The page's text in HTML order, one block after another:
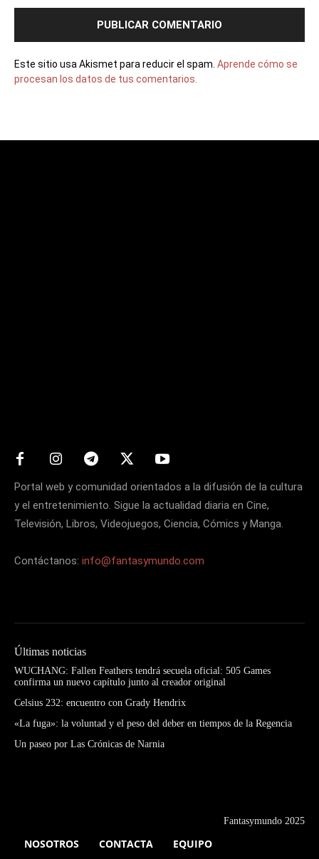
Este sitio usa Akismet para reducir el spam. Aprende cómo se
procesan los datos de tus comentarios.
Portal web y comunidad orientados a la difusión de la cultura
y el entretenimiento. Sigue la actualidad diaria en Cine,
Televisión, Libros, Videojuegos, Ciencia, Cómics y Manga.
Contáctanos: info@fantasymundo.com
Últimas noticias
WUCHANG: Fallen Feathers tendrá secuela oficial: 505 Games
confirma un nuevo capítulo junto al creador original
Celsius 232: encuentro con Grady Hendrix
«La fuga»: la voluntad y el peso del deber en tiempos de la Regencia
Un paseo por Las Crónicas de Narnia
Fantasymundo 2025
NOSOTROS CONTACTA EQUIPO